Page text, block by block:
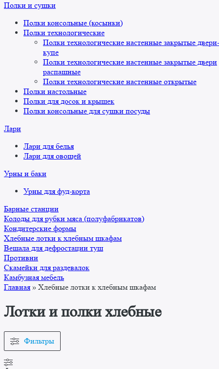
Полки и сушки
Полки консольные (косынки)
Полки технологические
Полки технологические настенные закрытые двери-
купе
Полки технологические настенные закрытые двери
распашные
Полки технологические настенные открытые
Полки настольные
Полки для досок и крышек
Полки консольные для сушки посуды
Лари
Лари для белья
Лари для овощей
Урны и баки
Урны для фуд-корта
Барные станции
Колоды для рубки мяса (полуфабрикатов)
Кондитерские формы
Хлебные лотки к хлебным шкафам
Вешала для дефростации туш
Противни
Скамейки для раздевалок
Камбузная мебель
Главная » Хлебные лотки к хлебным шкафам
Лотки и полки хлебные
Фильтры